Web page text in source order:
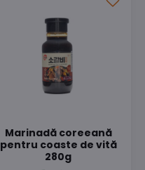
Marinadă coreeană
pentru coaste de vită
280g